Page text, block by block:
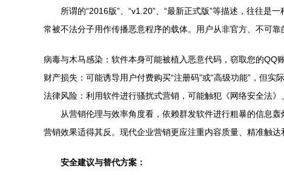
所谓的“2016版”、“v1.20”、“最新正式版”等描述，往往
常被不法分子用作传播恶意程序的载体。用户从非官方、不可
病毒与木马感染：软件本身可能被植入恶意代码，窃取您的QQ
财产损失：可能诱导用户付费购买“注册码”或“高级功能”，但实
法律风险：利用软件进行骚扰式营销，可能触犯《网络安全法
从营销伦理与效率角度看，依赖群发软件进行粗暴的信息
营销效果适得其反。现代企业营销更应注重内容质量、精准触
安全建议与替代方案：